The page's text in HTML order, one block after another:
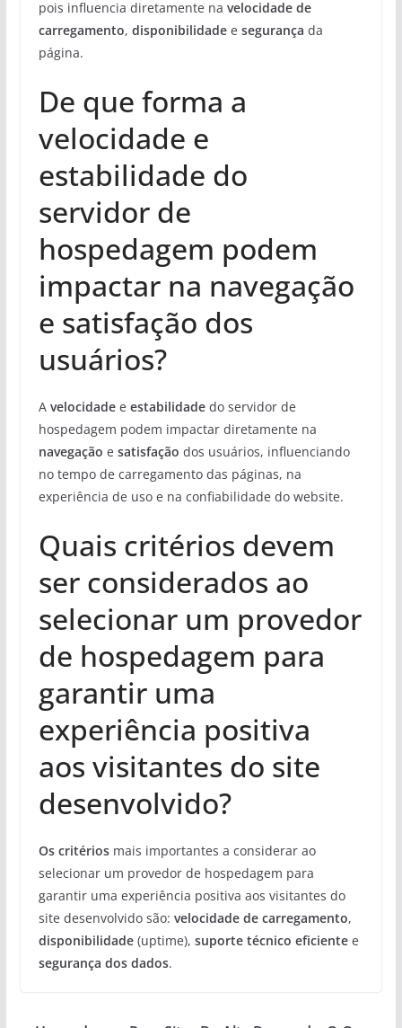
pois influencia diretamente na velocidade de
carregamento, disponibilidadee segurança da
página.
De que forma a
velocidade e
estabilidade do
servidor de
hospedagem podem
impactar na navegação
e satisfação dos
usuários?
Avelocidadee estabilidadedo servidor de
hospedagem podem impactar diretamente na
navegação e satisfação dos usuários, influenciando
no tempo de carregamento das páginas, na
experiência de uso e na confiabilidade do website.
Quais critérios devem
ser considerados ao
selecionar um provedor
de hospedagem para
garantir uma
experiência positiva
aos visitantes do site
desenvolvido?
Os critériosmais importantes a considerar ao
selecionar um provedor de hospedagem para
garantir uma experiência positiva aos visitantes do
site desenvolvido são: velocidade de carregamento,
disponibilidade(uptime), suporte técnico eficientee
segurança dos dados.